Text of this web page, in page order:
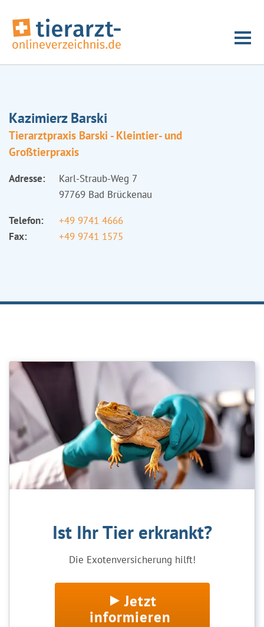
Kazimierz Barski
Tierarztpraxis Barski - Kleintier- und
Großtierpraxis
Adresse:
Karl-Straub-Weg 7
97769 Bad Brückenau
Telefon:
+49 9741 4666
Fax:
+49 9741 1575
Ist Ihr Tier erkrankt?
Die Exotenversicherung hilft!
Jetzt
informieren